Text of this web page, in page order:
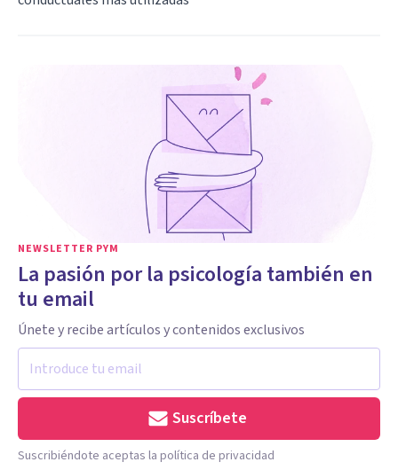
NEWSLETTER PYM
La pasión por la psicología también en
tu email
Únete y recibe artículos y contenidos exclusivos
Suscríbete
Suscribiéndote aceptas la política de privacidad